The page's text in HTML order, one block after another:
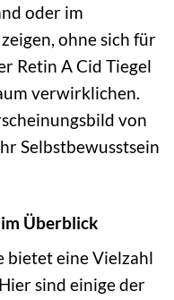
oder im
ohne sich für
Retin A Cid Tiegel
verwirklichen.
von
Selbstbewusstsein
Überblick
bietet eine Vielzahl
sind einige der